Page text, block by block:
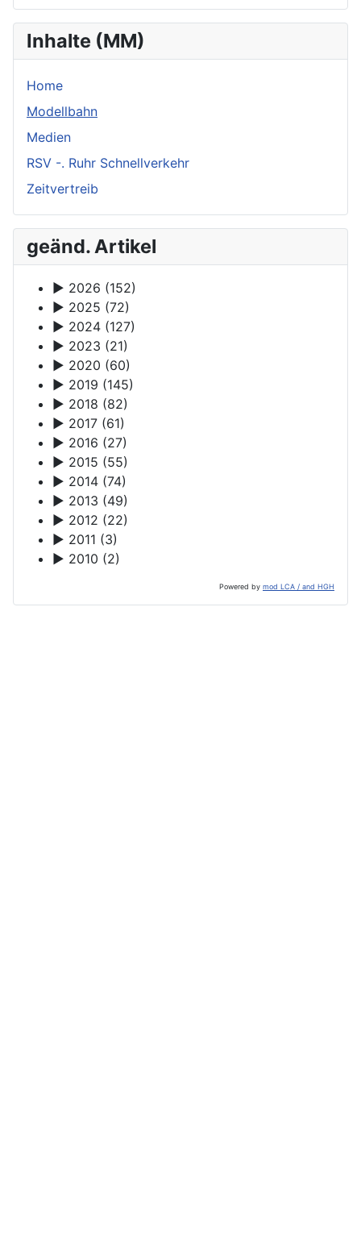
Inhalte (MM)
Home
Modellbahn
Medien
RSV -. Ruhr Schnellverkehr
Zeitvertreib
geänd. Artikel
► 2026 (152)
► 2025 (72)
► 2024 (127)
► 2023 (21)
► 2020 (60)
► 2019 (145)
► 2018 (82)
► 2017 (61)
► 2016 (27)
► 2015 (55)
► 2014 (74)
► 2013 (49)
► 2012 (22)
► 2011 (3)
► 2010 (2)
Powered by mod LCA / and HGH